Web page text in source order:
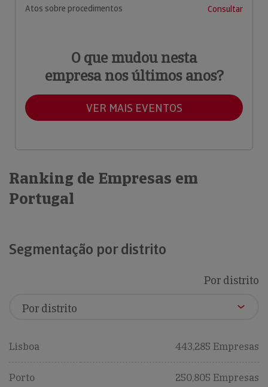
Atos sobre procedimentos
Consultar
O que mudou nesta
empresa nos últimos anos?
VER MAIS EVENTOS
Ranking de Empresas em
Portugal
Segmentação por distrito
Por distrito
Lisboa 443,285 Empresas
Porto 250,805 Empresas